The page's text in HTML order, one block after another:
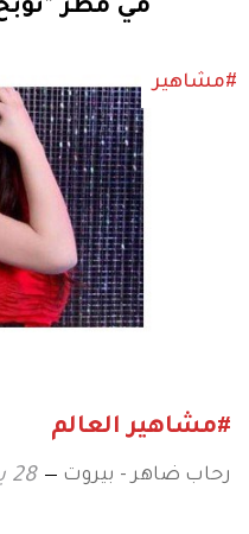
مي مطر
#مشاهير
#مشاهير العالم
رحاب ضاهر - بيروت 28 يونيو 2010